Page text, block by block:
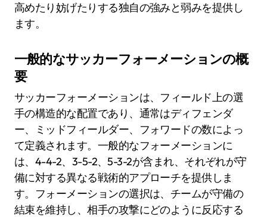
高めたり妨げたりする独自の強みと弱みを提供し
ます。
一般的なサッカーフォーメーションの概
要
サッカーフォーメーションは、フィールド上の選
手の構造的な配置であり、通常はディフェンダ
ー、ミッドフィールダー、フォワードの数によっ
て定義されます。一般的なフォーメーションに
は、4-4-2、3-5-2、5-3-2が含まれ、それぞれが守
備に対する異なる戦術的アプローチを提供しま
す。フォーメーションの選択は、チームが守備の
結束を維持し、相手の攻撃にどのように反応する